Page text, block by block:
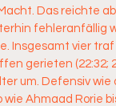
Das reichte
fehleranfällig
Insgesamt vier
gerieten (22:32;
um. Defensiv
Ahmaad Rorie